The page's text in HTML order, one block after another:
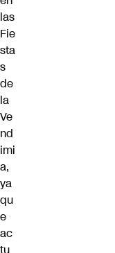
las
Fie
sta
s
de
la
Ve
nd
imi
a,
ya
qu
e
ac
tu